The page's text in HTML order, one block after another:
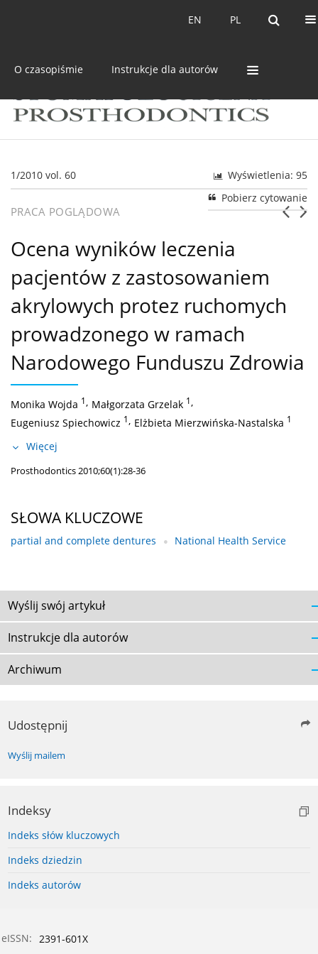
PL
EN PL
EN
O czasopiśmie Instrukcje dla autorów
1/2010 vol. 60
Wyświetlenia: 95
Pobierz cytowanie
PRACA POGLĄDOWA
Ocena wyników leczenia
pacjentów z zastosowaniem
akrylowych protez ruchomych
prowadzonego w ramach
Narodowego Funduszu Zdrowia
Monika Wojda 1, Małgorzata Grzelak 1,
Eugeniusz Spiechowicz 1, Elżbieta Mierzwińska-Nastalska 1
Więcej
Prosthodontics 2010;60(1):28-36
SŁOWA KLUCZOWE
partial and complete dentures National Health Service
Wyślij swój artykuł
Instrukcje dla autorów
Archiwum
Udostępnij
Wyślij mailem
Indeksy
Indeks słów kluczowych
Indeks dziedzin
Indeks autorów
eISSN: 2391-601X